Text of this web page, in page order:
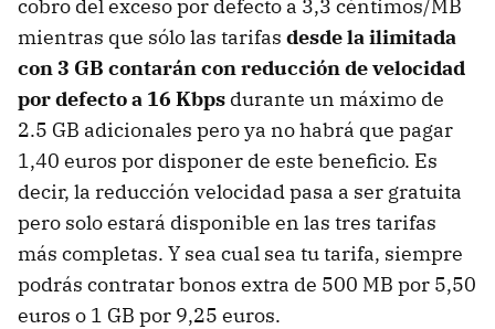
cobro del exceso por defecto a 3,3 céntimos/MB
mientras que sólo las tarifas desde la ilimitada
con 3 GB contarán con reducción de velocidad
por defecto a 16 Kbps durante un máximo de
2.5 GB adicionales pero ya no habrá que pagar
1,40 euros por disponer de este beneficio. Es
decir, la reducción velocidad pasa a ser gratuita
pero solo estará disponible en las tres tarifas
más completas. Y sea cual sea tu tarifa, siempre
podrás contratar bonos extra de 500 MB por 5,50
euros o 1 GB por 9,25 euros.